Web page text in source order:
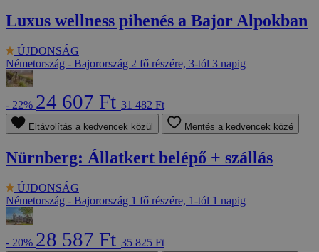
Luxus wellness pihenés a Bajor Alpokban
ÚJDONSÁG
Németország - Bajorország 2 fő részére, 3-tól 3 napig
- 22% 24 607 Ft 31 482 Ft
Eltávolítás a kedvencek közül Mentés a kedvencek közé
Nürnberg: Állatkert belépő + szállás
ÚJDONSÁG
Németország - Bajorország 1 fő részére, 1-tól 1 napig
- 20% 28 587 Ft 35 825 Ft